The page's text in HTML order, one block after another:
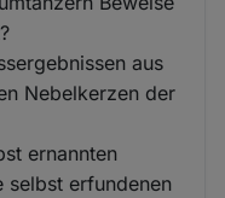
aus
Nebelkerzen der
ernannten
selbst erfundenen